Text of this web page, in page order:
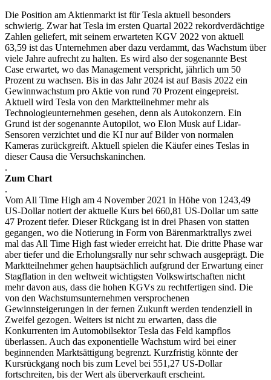
Die Position am Aktienmarkt ist für Tesla aktuell besonders
schwierig. Zwar hat Tesla im ersten Quartal 2022 rekordverdächtige
Zahlen geliefert, mit seinem erwarteten KGV 2022 von aktuell
63,59 ist das Unternehmen aber dazu verdammt, das Wachstum über
viele Jahre aufrecht zu halten. Es wird also der sogenannte Best
Case erwartet, wo das Management verspricht, jährlich um 50
Prozent zu wachsen. Bis in das Jahr 2024 ist auf Basis 2022 ein
Gewinnwachstum pro Aktie von rund 70 Prozent eingepreist.
Aktuell wird Tesla von den Marktteilnehmer mehr als
Technologieunternehmen gesehen, denn als Autokonzern. Ein
Grund ist der sogenannte Autopilot, wo Elon Musk auf Lidar-
Sensoren verzichtet und die KI nur auf Bilder von normalen
Kameras zurückgreift. Aktuell spielen die Käufer eines Teslas in
dieser Causa die Versuchskaninchen.
.
Zum Chart
.
Vom All Time High am 4 November 2021 in Höhe von 1243,49
US-Dollar notiert der aktuelle Kurs bei 660,81 US-Dollar um satte
47 Prozent tiefer. Dieser Rückgang ist in drei Phasen von statten
gegangen, wo die Notierung in Form von Bärenmarktrallys zwei
mal das All Time High fast wieder erreicht hat. Die dritte Phase war
aber tiefer und die Erholungsrally nur sehr schwach ausgeprägt. Die
Marktteilnehmer gehen hauptsächlich aufgrund der Erwartung einer
Stagflation in den weltweit wichtigsten Volkswirtschaften nicht
mehr davon aus, dass die hohen KGVs zu rechtfertigen sind. Die
von den Wachstumsunternehmen versprochenen
Gewinnsteigerungen in der fernen Zukunft werden tendenziell in
Zweifel gezogen. Weiters ist nicht zu erwarten, dass die
Konkurrenten im Automobilsektor Tesla das Feld kampflos
überlassen. Auch das exponentielle Wachstum wird bei einer
beginnenden Marktsättigung begrenzt. Kurzfristig könnte der
Kursrückgang noch bis zum Level bei 551,27 US-Dollar
fortschreiten, bis der Wert als überverkauft erscheint.